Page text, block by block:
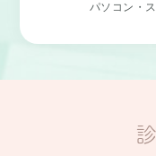
パソコン・